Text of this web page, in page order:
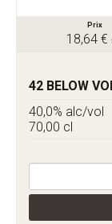
Prix
18,64 €
42 BELOW
40,0% alc/vol
70,00 cl